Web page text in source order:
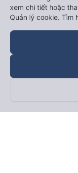
xem chi tiết hoặc
Quản lý cookie. Tìm